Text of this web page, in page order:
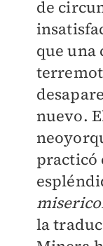
de
que una
nuevo.
practicó
la